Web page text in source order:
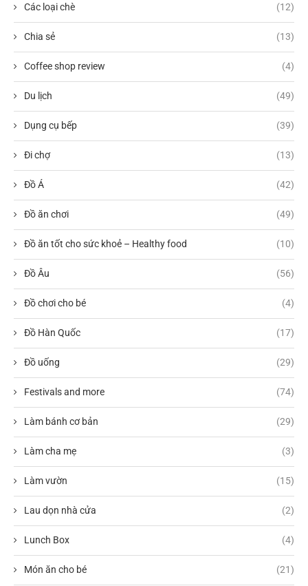
Các loại chè (12)
Chia sẻ (13)
Coffee shop review (4)
Du lịch (49)
Dụng cụ bếp (39)
Đi chợ (13)
Đồ Á (42)
Đồ ăn chơi (49)
Đồ ăn tốt cho sức khoẻ – Healthy food (10)
Đồ Âu (56)
Đồ chơi cho bé (4)
Đồ Hàn Quốc (17)
Đồ uống (29)
Festivals and more (74)
Làm bánh cơ bản (29)
Làm cha mẹ (3)
Làm vườn (15)
Lau dọn nhà cửa (2)
Lunch Box (4)
Món ăn cho bé (21)